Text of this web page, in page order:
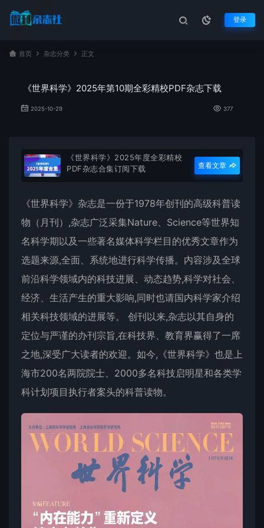
登录
首页 杂志分类 正文
《世界科学》2025年第10期全彩精校PDF杂志下载
2025-10-29 377
《世界科学》2025年度全彩精校
PDF杂志合集订阅下载
查看文章
《世界科学》杂志是一份于1978年创刊的高级科普读
物（月刊）,杂志广泛采集Nature、Science等世界知
名科学期以及一些著名媒体科学栏目的优秀文章作为
选题来源,全面、系统地进行科学传播。内容涉及全球
前沿科学领域内的科技进展、动态趋势,科学对社会、
经济、生活产生的重大影响,同时也请国内科学家介绍
相关科技领域的进展等。 创刊以来,杂志以其自身的
定位与严谨的办刊宗旨,在科技界、教育界赢得了一席
之地,深受广大读者的欢迎。如今,《世界科学》也是上
海市200名两院院士、2000多名科技启明星和各类学
科计划项目执行者案头的科普读物。